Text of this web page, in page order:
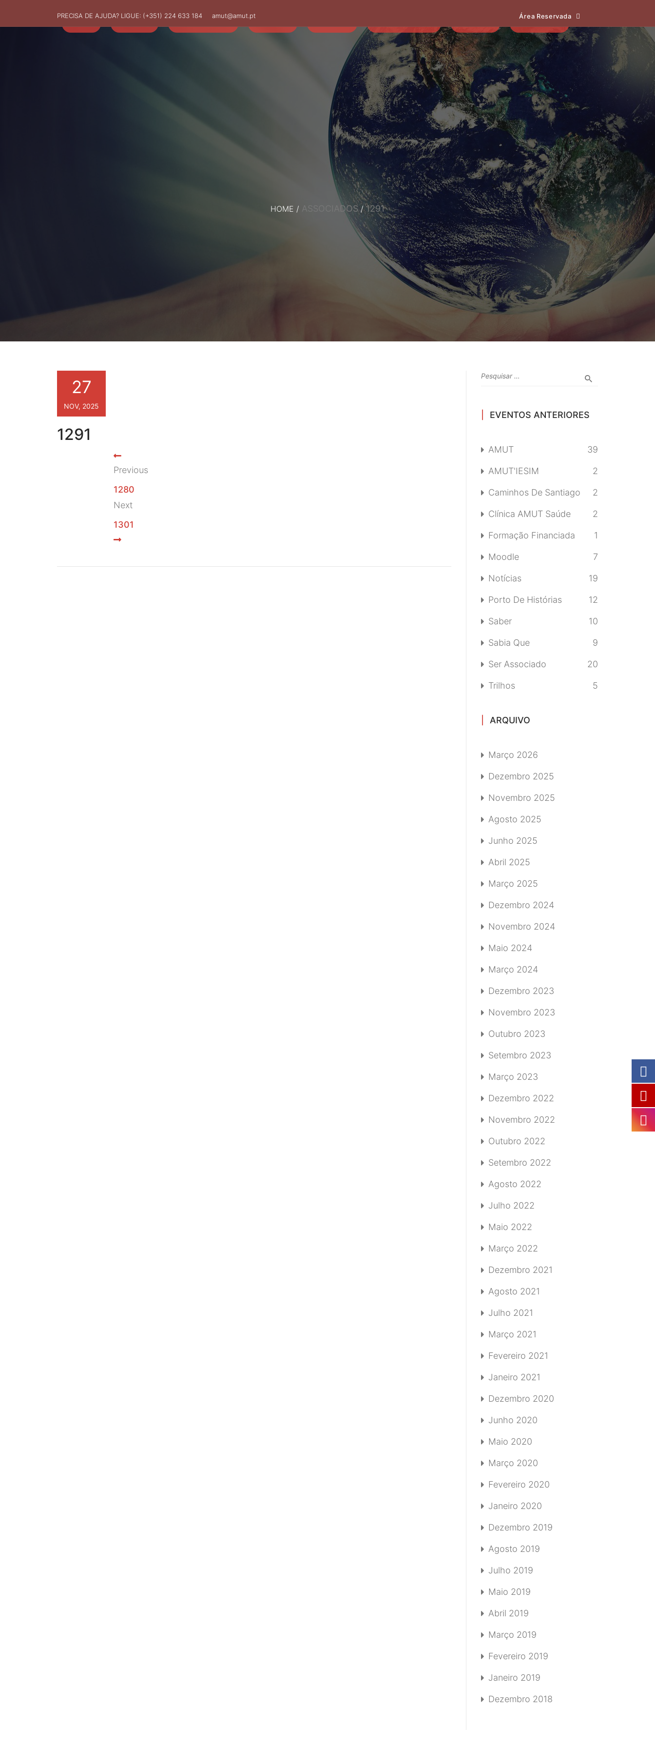
PRECISA DE AJUDA? LIGUE: (+351) 224 633 184 amut@amut.pt
Área Reservada
HOME / ASSOCIADOS / 1291
1291
27
NOV, 2025
Previous
1280
Next
1301
EVENTOS ANTERIORES
AMUT 39
AMUT'IESIM 2
Caminhos De Santiago 2
Clínica AMUT Saúde 2
Formação Financiada 1
Moodle 7
Notícias 19
Porto De Histórias 12
Saber 10
Sabia Que 9
Ser Associado 20
Trilhos 5
ARQUIVO
Março 2026
Dezembro 2025
Novembro 2025
Agosto 2025
Junho 2025
Abril 2025
Março 2025
Dezembro 2024
Novembro 2024
Maio 2024
Março 2024
Dezembro 2023
Novembro 2023
Outubro 2023
Setembro 2023
Março 2023
Dezembro 2022
Novembro 2022
Outubro 2022
Setembro 2022
Agosto 2022
Julho 2022
Maio 2022
Março 2022
Dezembro 2021
Agosto 2021
Julho 2021
Março 2021
Fevereiro 2021
Janeiro 2021
Dezembro 2020
Junho 2020
Maio 2020
Março 2020
Fevereiro 2020
Janeiro 2020
Dezembro 2019
Agosto 2019
Julho 2019
Maio 2019
Abril 2019
Março 2019
Fevereiro 2019
Janeiro 2019
Dezembro 2018